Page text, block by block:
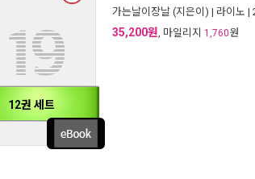
12권 세트
가는날이장날 (지은이) | 라이노 |
35,200원, 마일리지 1,760원